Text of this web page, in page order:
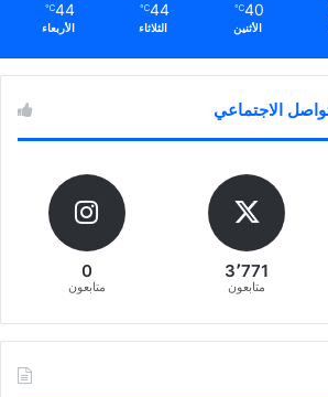
40
℃
الأثنين
44
℃
الثلاثاء
44
℃
الأربعاء
الاجتماعي
3٬771
متابعون
0
متابعون